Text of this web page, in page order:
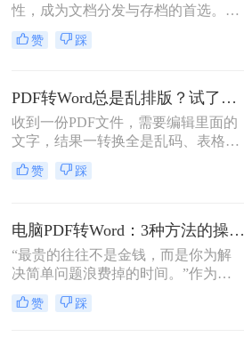
性，成为文档分发与存档的首选。但
当需要编辑内容、调整格式或提取文
本时，将其转换为可编辑的 Word 文
流转换途径。
赞 踩
PDF转Word总是乱排版？试了好几个办法，这几个真的能用！
收到一份PDF文件，需要编辑里面的
文字，结果一转换全是乱码、表格错
位、图片跑偏——这种糟心事估计不
少人都遇到过。其实pdf怎么转换成
的PDF是什么类型、要转几个文件、
对排版要求高不高。本文就按不同场
景，把我自己实际用过、觉得靠谱的
转、批量处理、以及对排版要求高时
赞 踩
电脑PDF转Word：3种方法的操作步骤和常见报错处理！
“最贵的往往不是金钱，而是你为解
决简单问题浪费掉的时间。”作为专
注电脑办公软件测评多年的博
主，“电脑怎么将pdf转换成word免
赞 踩